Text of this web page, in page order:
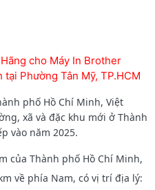
cho Máy In Brother
Phường Tân Mỹ, TP.HCM
phố Hồ Chí Minh, Việt
xã và đặc khu mới ở Thành
vào năm 2025.
của Thành phố Hồ Chí Minh,
về phía Nam, có vị trí địa lý: